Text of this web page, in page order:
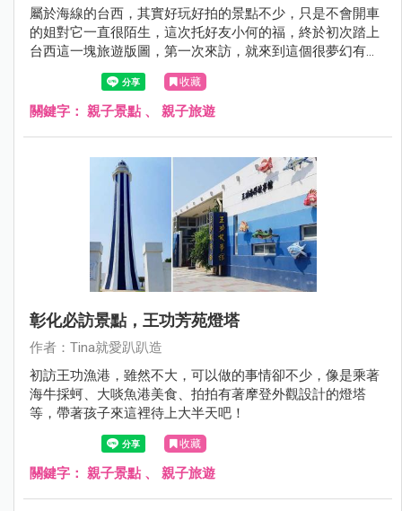
屬於海線的台西，其實好玩好拍的景點不少，只是不會開車
的姐對它一直很陌生，這次托好友小何的福，終於初次踏上
台西這一塊旅遊版圖，第一次來訪，就來到這個很夢幻有很
繽紛的網美打卡亮點。
收藏
關鍵字： 親子景點 、 親子旅遊
彰化必訪景點，王功芳苑燈塔
作者：Tina就愛趴趴造
初訪王功漁港，雖然不大，可以做的事情卻不少，像是乘著
海牛採蚵、大啖魚港美食、拍拍有著摩登外觀設計的燈塔
等，帶著孩子來這裡待上大半天吧！
收藏
關鍵字： 親子景點 、 親子旅遊